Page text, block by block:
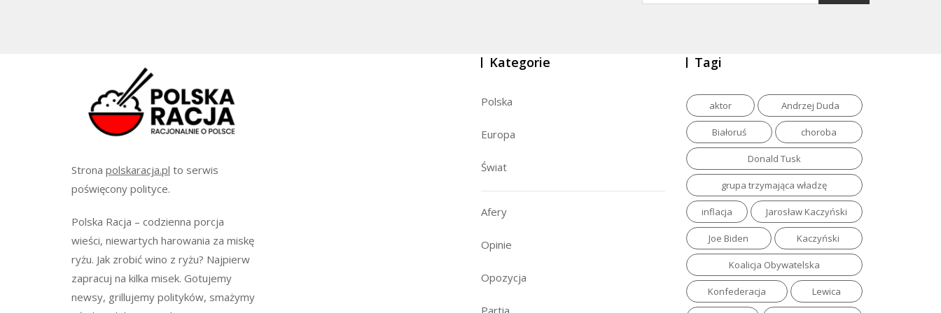
Strona polskaracja.pl to serwis
poświęcony polityce.
Polska Racja – codzienna porcja
wieści, niewartych harowania za miskę
ryżu. Jak zrobić wino z ryżu? Najpierw
zapracuj na kilka misek. Gotujemy
newsy, grillujemy polityków, smażymy
Kategorie
Polska
Europa
Świat
Afery
Opinie
Opozycja
Tagi
aktor Andrzej Duda
Białoruś choroba
Donald Tusk
grupa trzymająca władzę
inflacja Jarosław Kaczyński
Joe Biden Kaczyński
Koalicja Obywatelska
Konfederacja Lewica